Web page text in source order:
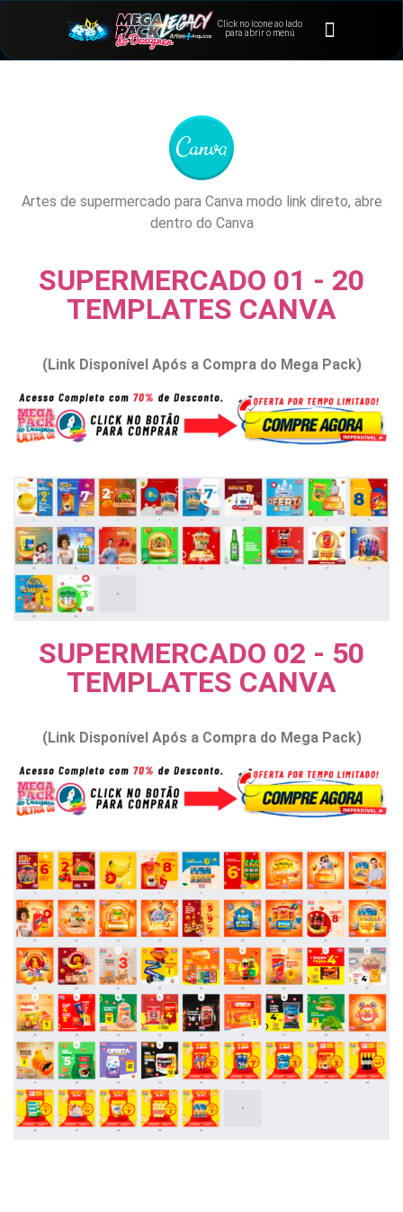
Click no ícone ao lado
para abrir o menú
Artes de supermercado para Canva modo link direto, abre
dentro do Canva
SUPERMERCADO 01 - 20
TEMPLATES CANVA
(Link Disponível Após a Compra do Mega Pack)
SUPERMERCADO 02 - 50
TEMPLATES CANVA
(Link Disponível Após a Compra do Mega Pack)